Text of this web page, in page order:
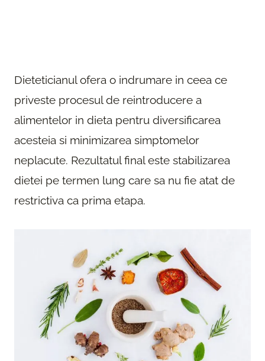
Dieteticianul ofera o indrumare in ceea ce
priveste procesul de reintroducere a
alimentelor in dieta pentru diversificarea
acesteia si minimizarea simptomelor
neplacute. Rezultatul final este stabilizarea
dietei pe termen lung care sa nu fie atat de
restrictiva ca prima etapa.